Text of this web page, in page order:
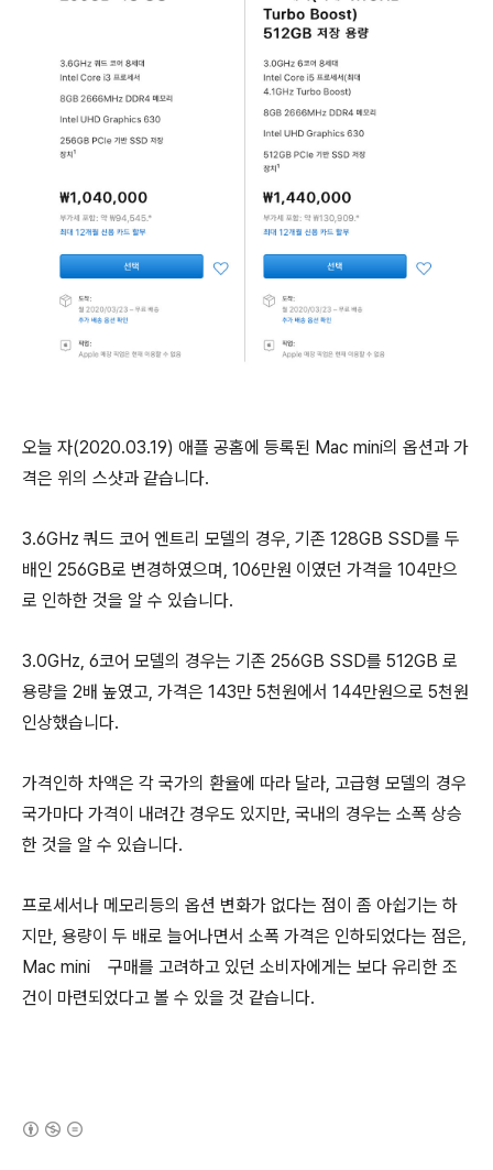
오늘 자(2020.03.19) 애플 공홈에 등록된 Mac mini의 옵션과 가
격은 위의 스샷과 같습니다.
3.6GHz 쿼드 코어 엔트리 모델의 경우, 기존 128GB SSD를 두
배인 256GB로 변경하였으며, 106만원 이였던 가격을 104만으
로 인하한 것을 알 수 있습니다.
3.0GHz, 6코어 모델의 경우는 기존 256GB SSD를 512GB 로
용량을 2배 높였고, 가격은 143만 5천원에서 144만원으로 5천원
인상했습니다.
가격인하 차액은 각 국가의 환율에 따라 달라, 고급형 모델의 경우
국가마다 가격이 내려간 경우도 있지만, 국내의 경우는 소폭 상승
한 것을 알 수 있습니다.
프로세서나 메모리등의 옵션 변화가 없다는 점이 좀 아쉽기는 하
지만, 용량이 두 배로 늘어나면서 소폭 가격은 인하되었다는 점은,
Mac mini 구매를 고려하고 있던 소비자에게는 보다 유리한 조
건이 마련되었다고 볼 수 있을 것 같습니다.